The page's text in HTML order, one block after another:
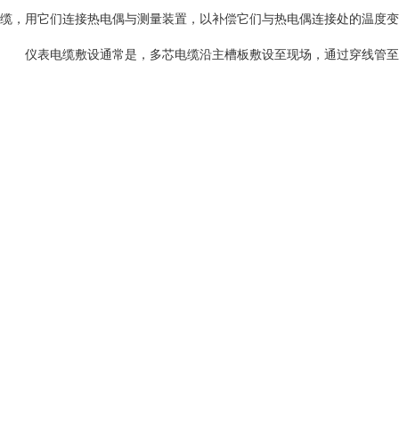
缆，用它们连接热电偶与测量装置，以补偿它们与热电偶连接处的温度
仪表电缆敷设通常是，多芯电缆沿主槽板敷设至现场，通过穿线管